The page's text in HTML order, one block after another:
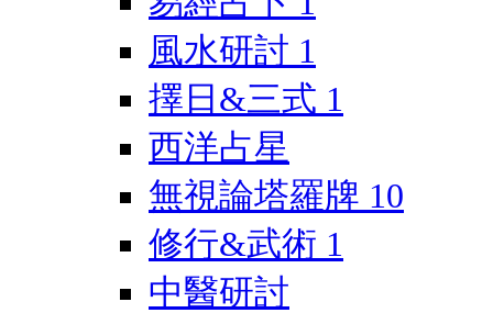
風水研討 1
擇日&三式 1
西洋占星
無視論塔羅牌 10
修行&武術 1
中醫研討